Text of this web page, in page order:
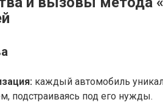
каждый автомобиль
подстраиваясь под его нужды.